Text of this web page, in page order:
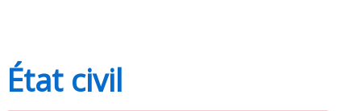
État civil